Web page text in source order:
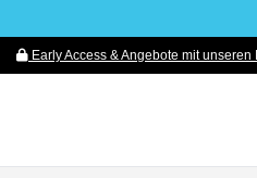
Early Access & Angebote mit unseren